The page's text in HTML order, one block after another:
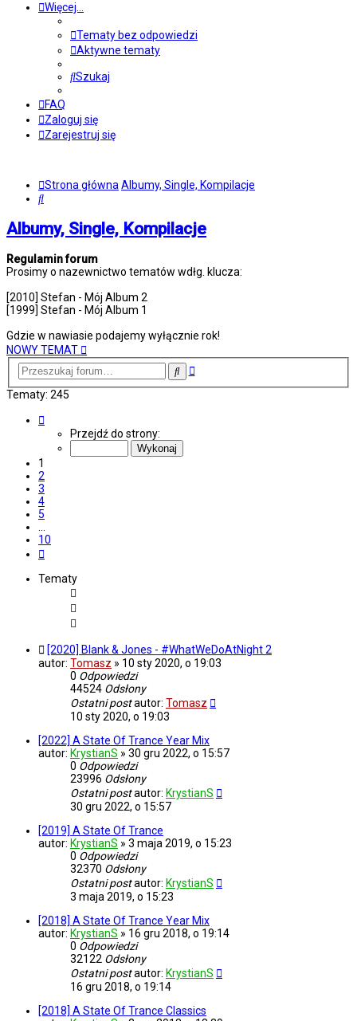
Więcej…
Tematy bez odpowiedzi
Aktywne tematy
Szukaj
FAQ
Zaloguj się
Zarejestruj się
Strona główna Albumy, Single, Kompilacje
Szukaj
Albumy, Single, Kompilacje
Regulamin forum
Prosimy o nazewnictwo tematów wdłg. klucza:
[2010] Stefan - Mój Album 2
[1999] Stefan - Mój Album 1
Gdzie w nawiasie podajemy wyłącznie rok!
NOWY TEMAT
SzukajWyszukiwanie
Tematy: 245
Przejdź do strony:
1
2
3
4
5
…
10
Tematy
[2020] Blank & Jones - #WhatWeDoAtNight 2
autor: Tomasz » 10 sty 2020, o 19:03
0 Odpowiedzi
44524 Odsłony
Ostatni postautor: Tomasz
10 sty 2020, o 19:03
[2022] A State Of Trance Year Mix
autor: KrystianS » 30 gru 2022, o 15:57
0 Odpowiedzi
23996 Odsłony
Ostatni postautor: KrystianS
30 gru 2022, o 15:57
[2019] A State Of Trance
autor: KrystianS » 3 maja 2019, o 15:23
0 Odpowiedzi
32370 Odsłony
Ostatni postautor: KrystianS
3 maja 2019, o 15:23
[2018] A State Of Trance Year Mix
autor: KrystianS » 16 gru 2018, o 19:14
0 Odpowiedzi
32122 Odsłony
Ostatni postautor: KrystianS
16 gru 2018, o 19:14
[2018] A State Of Trance Classics